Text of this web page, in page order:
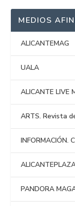
MEDIOS
ALICANTEMAG
UALA
ALICANTE LIVE
ARTS. Revista
INFORMACIÓN.
PANDORA